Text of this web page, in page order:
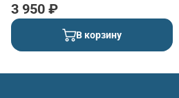
3 950 ₽
В корзину